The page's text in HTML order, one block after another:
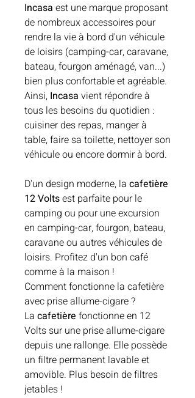
Incasa est une marque proposant
de nombreux accessoires pour
rendre la vie à bord d'un véhicule
de loisirs (camping-car, caravane,
bateau, fourgon aménagé, van...)
bien plus confortable et agréable.
Ainsi, Incasa vient répondre à
tous les besoins du quotidien :
cuisiner des repas, manger à
table, faire sa toilette, nettoyer son
véhicule ou encore dormir à bord.
D'un design moderne, la cafetière
12 Voltsest parfaite pour le
camping ou pour une excursion
en camping-car, fourgon, bateau,
caravane ou autres véhicules de
loisirs. Profitez d'un bon café
comme à la maison !
Comment fonctionne la cafetière
avec prise allume-cigare ?
La cafetière fonctionne en 12
Volts sur une prise allume-cigare
depuis une rallonge. Elle possède
un filtre permanent lavable et
amovible. Plus besoin de filtres
jetables !